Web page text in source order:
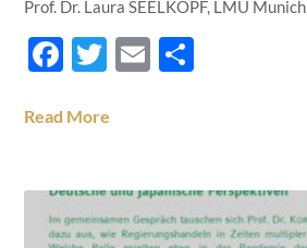
Prof. Dr. Laura SEELKOPF, LMU Munich
Facebook
Twitter
Email
Read More